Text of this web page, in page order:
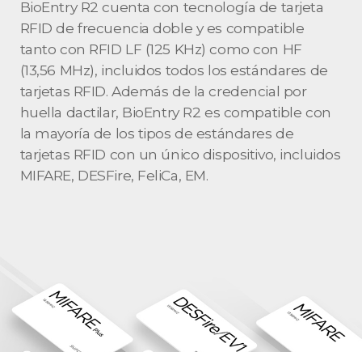
BioEntry R2 cuenta con tecnología de tarjeta
RFID de frecuencia doble y es compatible
tanto con RFID LF (125 KHz) como con HF
(13,56 MHz), incluidos todos los estándares de
tarjetas RFID. Además de la credencial por
huella dactilar, BioEntry R2 es compatible con
la mayoría de los tipos de estándares de
tarjetas RFID con un único dispositivo, incluidos
MIFARE, DESFire, FeliCa, EM.